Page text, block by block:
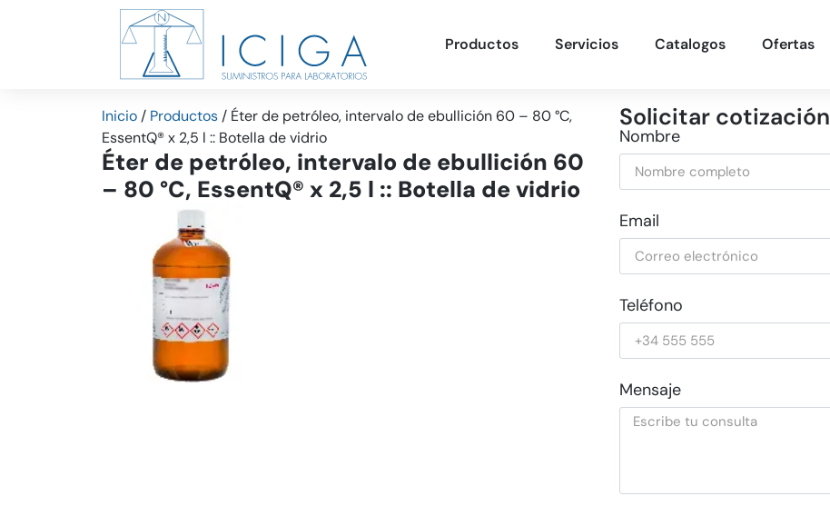
Productos Servicios Catalogos Ofertas
Inicio / Productos / Éter de petróleo, intervalo de ebullición 60 – 80 °C,
EssentQ® x 2,5 l :: Botella de vidrio
Éter de petróleo, intervalo de ebullición 60
– 80 °C, EssentQ® x 2,5 l :: Botella de vidrio
Solicitar cotización
Nombre
Email
Teléfono
Mensaje